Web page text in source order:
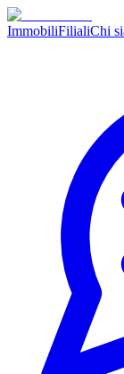
ImmobiliFilialiChi